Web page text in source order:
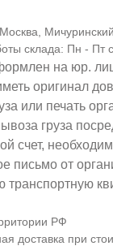
склада: Пн - Пт
на юр.
оригинал
или печать
груза
счет,
письмо от
РФ
доставка при